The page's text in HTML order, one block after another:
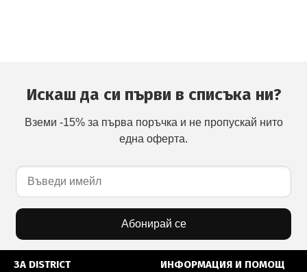
Искаш да си първи в списъка ни?
Вземи -15% за първа поръчка и не пропускай нито
една оферта.
Абонирай се
ЗА DISTRICT ИНФОРМАЦИЯ И ПОМОЩ